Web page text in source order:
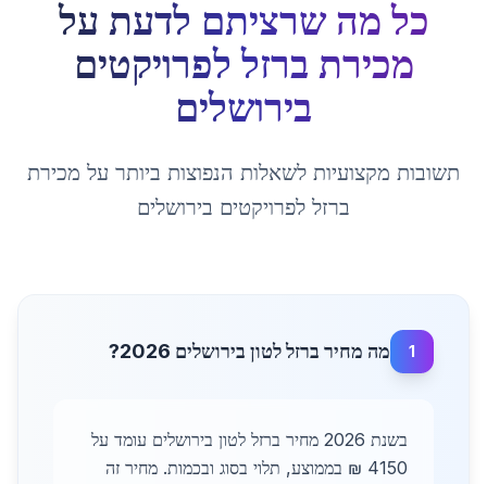
כל מה שרציתם לדעת על
מכירת ברזל לפרויקטים
בירושלים
תשובות מקצועיות לשאלות הנפוצות ביותר על מכירת
ברזל לפרויקטים בירושלים
1 מה מחיר ברזל לטון בירושלים 2026?
בשנת 2026 מחיר ברזל לטון בירושלים עומד על
4150 ₪ בממוצע, תלוי בסוג ובכמות. מחיר זה